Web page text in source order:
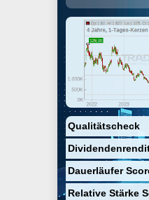
Qualitätscheck
Dauerläufer
Relative Stärke
gallium nitride
devices
frequency
product
carbide and
devices and
products are
renewable
and
company
H. Carter Jr.,
Neal Hunter,